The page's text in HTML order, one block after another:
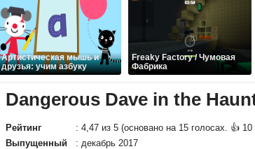
Артистическая мышь и
друзья: учим азбуку
Freaky Factory / Чумовая
Фабрика
Dangerous Dave in the
Рейтинг
: 4,47 из 5 (основано на 15 голосах. 👍
Выпущенный
: декабрь 2017